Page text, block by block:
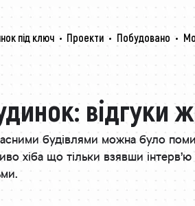
під ключ Проекти Побудовано
відгуки
будівлями можна було
хіба що тільки взявши